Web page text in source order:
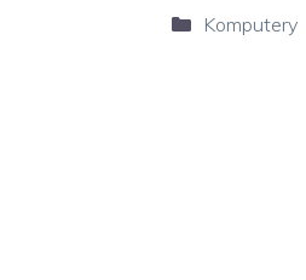
Kategorie
Komputery